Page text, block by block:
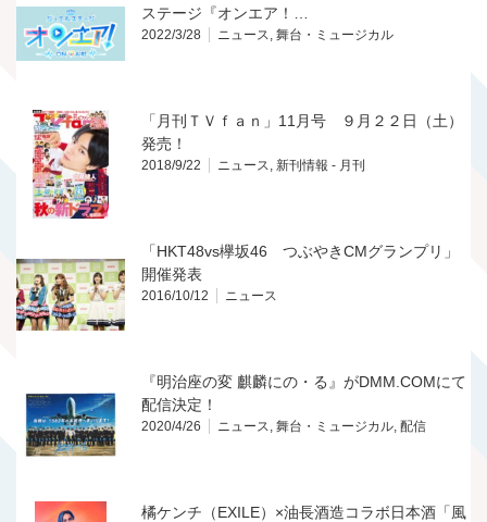
ステージ『オンエア！…
2022/3/28 ニュース, 舞台・ミュージカル
「月刊ＴＶｆａｎ」11月号 ９月２２日（土）
発売！
2018/9/22 ニュース, 新刊情報 - 月刊
「HKT48vs欅坂46 つぶやきCMグランプリ」
開催発表
2016/10/12 ニュース
『明治座の変 麒麟にの・る』がDMM.COMにて
配信決定！
2020/4/26 ニュース, 舞台・ミュージカル, 配信
橘ケンチ（EXILE）×油長酒造コラボ日本酒「風